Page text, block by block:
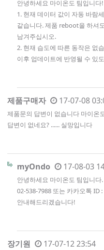
안녕하세요 마이온도 팀입니다!
1. 현재 데이터 값이 자동 바람
같습니다. 제품 reboot을 하셔
남겨주십시오.
2. 현재 습도에 따른 동작은 없
이후 업데이트에 반영될 수 있
제품구매자 17-07-08
제품문의 답변이 없습니다 마이온
답변이 없네요? ...... 실망입니다
myOndo 17-08-03
안녕하세요 마이온도 팀입니다.
02-538-7988 또는 카카오톡 ID
안내해드리겠습니다!
장기원 17-07-12 23:54